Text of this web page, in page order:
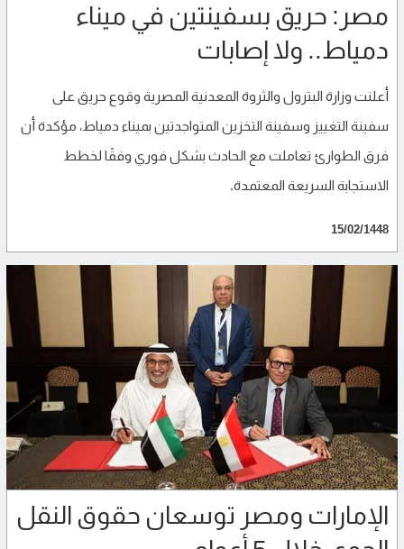
مصر: حريق بسفينتين في ميناء
دمياط.. ولا إصابات
أعلنت وزارة البترول والثروة المعدنية المصرية وقوع حريق على
سفينة التغييز وسفينة التخزين المتواجدتين بميناء دمياط، مؤكدة أن
فرق الطوارئ تعاملت مع الحادث بشكل فوري وفقًا لخطط
الاستجابة السريعة المعتمدة.
15/02/1448
الإمارات ومصر توسعان حقوق النقل